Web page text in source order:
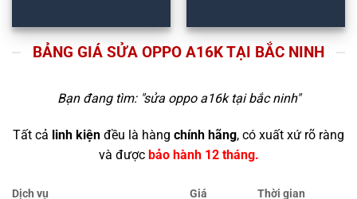
BẢNG GIÁ SỬA OPPO A16K TẠI BẮC NINH
Bạn đang tìm: "sửa oppo a16k tại bắc ninh"
Tất cả linh kiện đều là hàng chính hãng, có xuất xứ rõ ràng
và được bảo hành 12 tháng.
Dịch vụ Giá Thời gian